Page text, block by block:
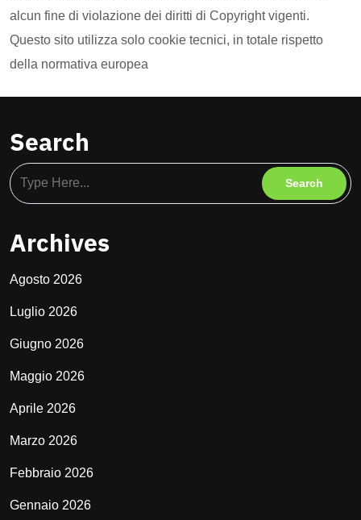
alcun fine di violazione dei diritti di Copyright vigenti.
Questo sito utilizza solo cookie tecnici, in totale rispetto
della normativa europea
Search
Archives
Agosto 2026
Luglio 2026
Giugno 2026
Maggio 2026
Aprile 2026
Marzo 2026
Febbraio 2026
Gennaio 2026